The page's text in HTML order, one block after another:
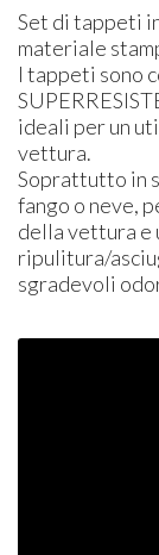
Set di tappeti
materiale
I tappeti sono
SUPER
ideali per un
vettura.
Soprattutto in
fango o neve,
della vettura e
ripulitura/
sgradevoli